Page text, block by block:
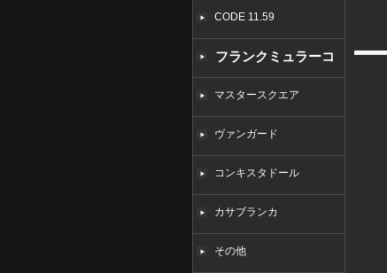
CODE 11.59
フランクミュラーコ
ピーマスタースクエア
ヴァンガード
コンキスタドール
カサブランカ
その他